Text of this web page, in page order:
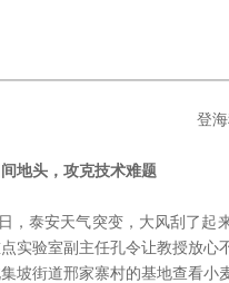
登
头，攻克技术难题
泰安天气突变，大风刮了起
实验室副主任孔令让教授放
坡街道邢家寨村的基地查看小